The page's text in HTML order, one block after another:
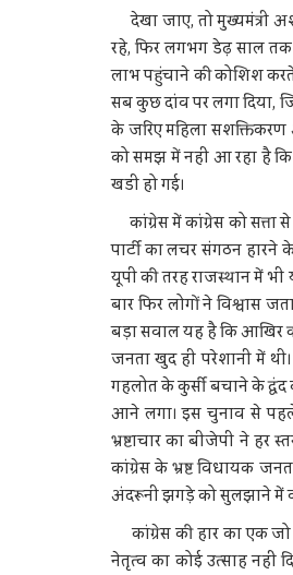
देखा जाए, तो
रहे, फिर लगभग डेढ़ साल
लाभ पहुंचाने की कोशिश
सब कुछ दांव पर लगा दिया,
के जरिए महिला सशक्तिकरण
को समझ में नहीं आ रहा है
खडी हो गई।
कांग्रेस में कांग्रेस को
पार्टी का लचर संगठन हारने
यूपी की तरह राजस्थान में भी
बार फिर लोगों ने विश्वास
बड़ा सवाल यह है कि आखिर
जनता खुद ही परेशानी में
गहलोत के कुर्सी बचाने के
आने लगा। इस चुनाव से पहले
भ्रष्टाचार का बीजेपी ने हर
कांग्रेस के भ्रष्ट विधायक
अंदरूनी झगड़े को सुलझाने में
कांग्रेस की हार का एक
नेतृत्व का कोई उत्साह नहीं